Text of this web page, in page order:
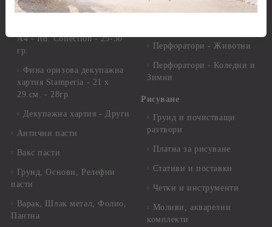
25-30 гр.
А4 - Itd. Collection - 25-30
гр.
Фина оризова декупажна
хартия Stamperia - 21 х
29.см. - 28гр.
Декупажна хартия - Други
Антични пасти
Вакс пасти
Грунд, Основи, Релефни
пасти
Варак, Шлак метал, Фолио,
Пантна
Перфоратори - Животни
Перфоратори - Коледни и
Зимни
Рисуване
Грунд и почистващи
разтвори
Платна за рисуване
Стативи и поставки
Четки и инструменти
Моливи, акварелни
комплекти